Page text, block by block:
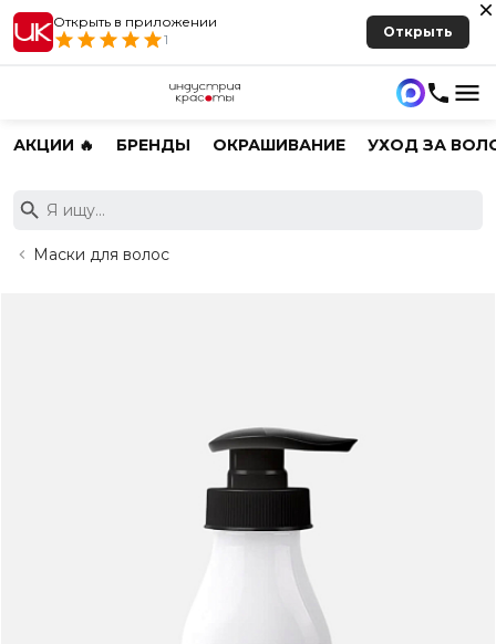
Открыть в приложении
1
Открыть
АКЦИИ 🔥 БРЕНДЫ ОКРАШИВАНИЕ УХОД ЗА
Маски для волос